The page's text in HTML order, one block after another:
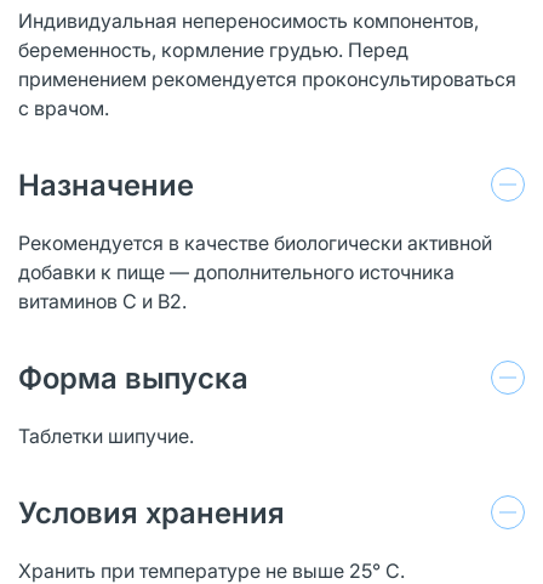
Индивидуальная непереносимость компонентов,
беременность, кормление грудью. Перед
применением рекомендуется проконсультироваться
с врачом.
Назначение
Рекомендуется в качестве биологически активной
добавки к пище — дополнительного источника
витаминов С и В2.
Форма выпуска
Таблетки шипучие.
Условия хранения
Хранить при температуре не выше 25° С.